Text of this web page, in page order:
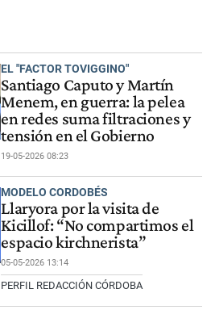
EL "FACTOR TOVIGGINO"
Santiago Caputo y Martín
Menem, en guerra: la pelea
en redes suma filtraciones y
tensión en el Gobierno
19-05-2026 08:23
MODELO CORDOBÉS
Llaryora por la visita de
Kicillof: “No compartimos el
espacio kirchnerista”
05-05-2026 13:14
PERFIL REDACCIÓN CÓRDOBA